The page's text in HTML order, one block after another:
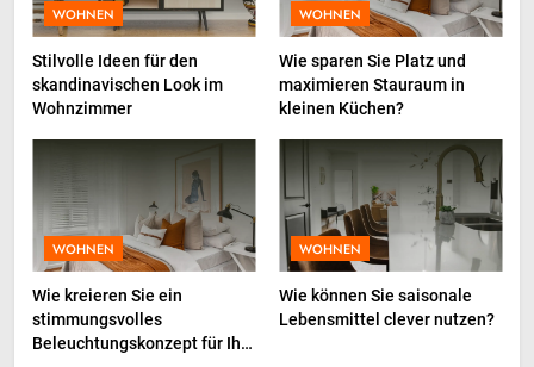
InternetFame-Verantwortliche
der Nachfrage nach digitalem
Marketing bei deutschen
BUSINESS
4
Baucontainer in der Praxis –
Planung, Nutzung und typische
Fehler
INDUSTRIE
5
Der Haargummi Guide 2026:
WOHNEN
Stilvolle Ideen für den
skandinavischen Look im
Wohnzimmer
WOHNEN
Wie sparen Sie Platz und
maximieren Stauraum in
kleinen Küchen?
WOHNEN
Wie kreieren Sie ein
stimmungsvolles
Beleuchtungskonzept für Ihr
WOHNEN
Wie können Sie saisonale
Lebensmittel clever nutzen?